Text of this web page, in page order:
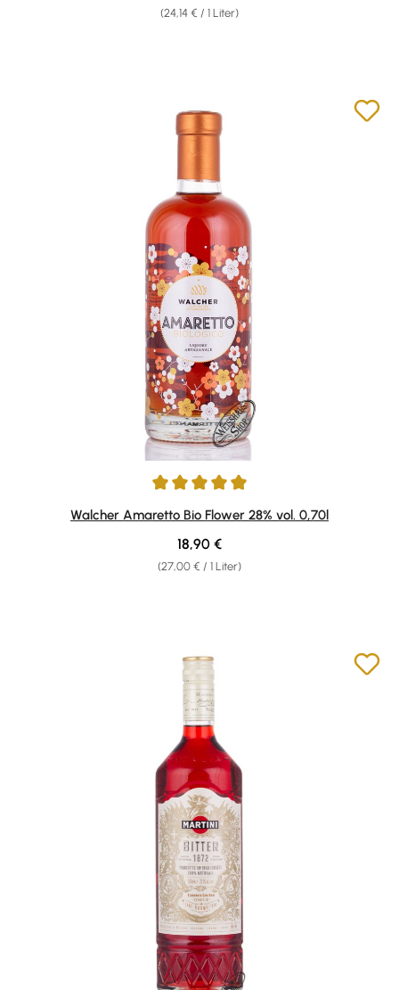
(24,14 € / 1 Liter)
Durchschnittliche Bewertung von 4.91 von 5 Sternen
Walcher Amaretto Bio Flower 28% vol. 0,70l
(27,00 € / 1 Liter)
Regulärer Preis:
18,90 €